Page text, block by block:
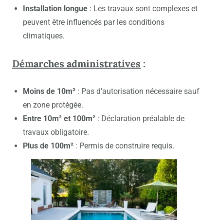
Installation longue : Les travaux sont complexes et
peuvent être influencés par les conditions
climatiques.
Démarches administratives :
Moins de 10m² : Pas d’autorisation nécessaire sauf
en zone protégée.
Entre 10m² et 100m² : Déclaration préalable de
travaux obligatoire.
Plus de 100m² : Permis de construire requis.